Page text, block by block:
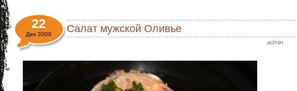
Салат мужской Оливье
admin
22
Дек 2009